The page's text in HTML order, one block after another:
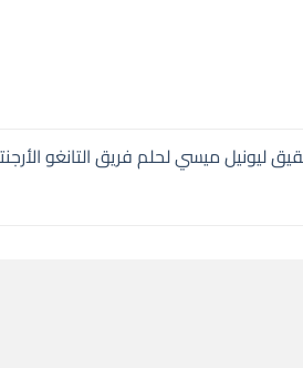
ليونيل ميسي لحلم فريق التانغو